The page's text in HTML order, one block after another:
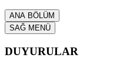
ANA BÖLÜM
SAĞ MENÜ
DUYURULAR